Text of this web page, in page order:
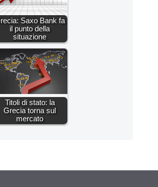
Saxo Bank fa
il punto della
situazione
Titoli di stato: la
Grecia torna sul
mercato